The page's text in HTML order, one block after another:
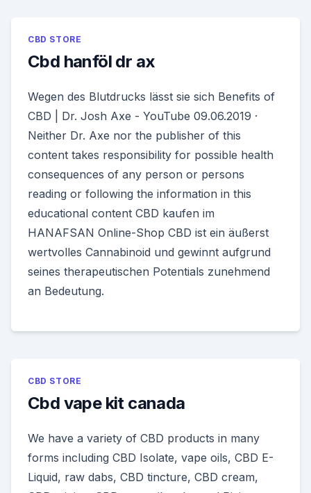
CBD STORE
Cbd hanföl dr ax
Wegen des Blutdrucks lässt sie sich Benefits of
CBD | Dr. Josh Axe - YouTube 09.06.2019 ·
Neither Dr. Axe nor the publisher of this
content takes responsibility for possible health
consequences of any person or persons
reading or following the information in this
educational content CBD kaufen im
HANAFSAN Online-Shop CBD ist ein äußerst
wertvolles Cannabinoid und gewinnt aufgrund
seines therapeutischen Potentials zunehmend
an Bedeutung.
CBD STORE
Cbd vape kit canada
We have a variety of CBD products in many
forms including CBD Isolate, vape oils, CBD E-
Liquid, raw dabs, CBD tincture, CBD cream,